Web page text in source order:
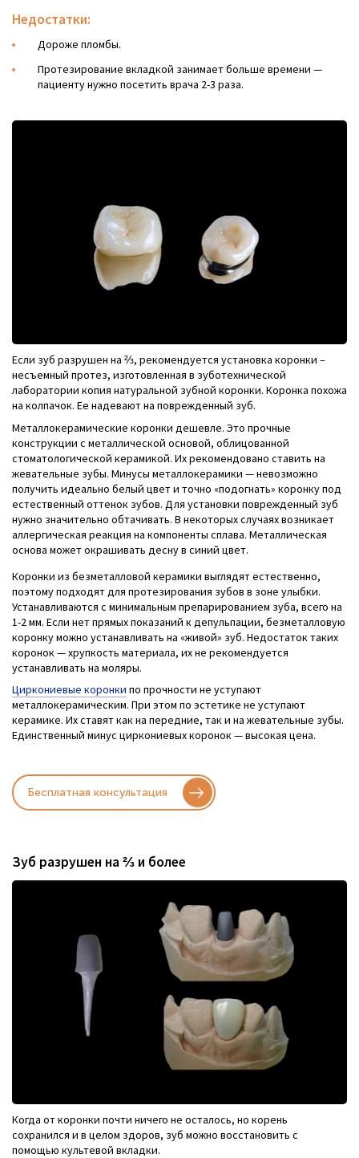
Недостатки:
Дороже пломбы.
Протезирование вкладкой занимает больше времени —
пациенту нужно посетить врача 2-3 раза.
Если зуб разрушен на ⅔, рекомендуется установка коронки –
несъемный протез, изготовленная в зуботехнической
лаборатории копия натуральной зубной коронки. Коронка похожа
на колпачок. Ее надевают на поврежденный зуб.
Металлокерамические коронки дешевле. Это прочные
конструкции с металлической основой, облицованной
стоматологической керамикой. Их рекомендовано ставить на
жевательные зубы. Минусы металлокерамики — невозможно
получить идеально белый цвет и точно «подогнать» коронку под
естественный оттенок зубов. Для установки поврежденный зуб
нужно значительно обтачивать. В некоторых случаях возникает
аллергическая реакция на компоненты сплава. Металлическая
основа может окрашивать десну в синий цвет.
Коронки из безметалловой керамики выглядят естественно,
поэтому подходят для протезирования зубов в зоне улыбки.
Устанавливаются с минимальным препарированием зуба, всего на
1-2 мм. Если нет прямых показаний к депульпации, безметалловую
коронку можно устанавливать на «живой» зуб. Недостаток таких
коронок — хрупкость материала, их не рекомендуется
устанавливать на моляры.
Циркониевые коронки по прочности не уступают
металлокерамическим. При этом по эстетике не уступают
керамике. Их ставят как на передние, так и на жевательные зубы.
Единственный минус циркониевых коронок — высокая цена.
Бесплатная консультация
Зуб разрушен на ⅔ и более
Когда от коронки почти ничего не осталось, но корень
сохранился и в целом здоров, зуб можно восстановить с
помощью культевой вкладки.